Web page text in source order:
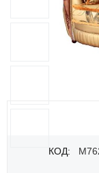
КОД: